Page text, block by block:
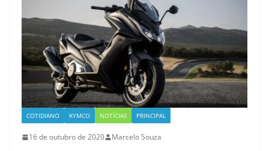
COTIDIANO KYMCO NOTÍCIAS PRINCIPAL
16 de outubro de 2020 Marcelo Souza